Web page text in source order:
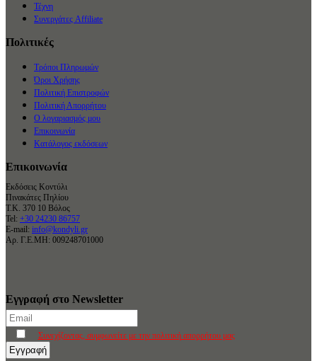
Τέχνη
Συνεργάτες Affiliate
Πολιτικές
Τρόποι Πληρωμών
Όροι Χρήσης
Πολιτική Επιστροφών
Πολιτική Απορρήτου
Ο λογαριασμός μου
Επικοινωνία
Κατάλογος εκδόσεων
Επικοινωνία
Εκδόσεις Κοντύλι
Πινακάτες Πηλίου
Τ.Κ. 370 10 Βόλος
Tel: +30 24230 86757
E-mail: info@kondyli.gr
Αρ. Γ.Ε.ΜΗ: 009248701000
Εγγραφή στο Newsletter
Συνεχίζοντας, συμφωνείτε με την πολιτική απορρήτου μας